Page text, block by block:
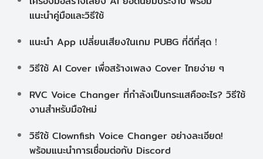
แนะนำคู่มือและวิธีใช้
แนะนำ App เปลี่ยนเสียงในเกม PUBG ที่ดีที่สุด！
วิธีใช้ AI Cover เพื่อสร้างเพลง Cover ไทยง่าย ๆ
RVC Voice Changer ที่กำลังเป็นกระแสคืออะไร? วิธีใช้
งานสำหรับมือใหม่
วิธีใช้ Clownfish Voice Changer อย่างละเอียด!
พร้อมแนะนำการเชื่อมต่อกับ Discord